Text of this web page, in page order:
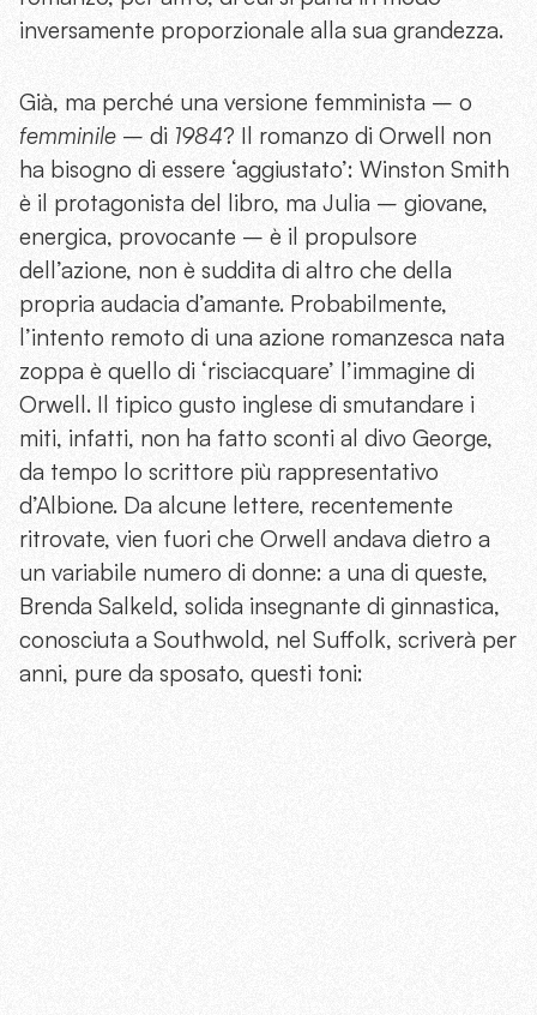
inversamente proporzionale alla sua grandezza.
Già, ma perché una versione femminista – o
femminile – di 1984? Il romanzo di Orwell non
ha bisogno di essere ‘aggiustato’: Winston Smith
è il protagonista del libro, ma Julia – giovane,
energica, provocante – è il propulsore
dell’azione, non è suddita di altro che della
propria audacia d’amante. Probabilmente,
l’intento remoto di una azione romanzesca nata
zoppa è quello di ‘risciacquare’ l’immagine di
Orwell. Il tipico gusto inglese di smutandare i
miti, infatti, non ha fatto sconti al divo George,
da tempo lo scrittore più rappresentativo
d’Albione. Da alcune lettere, recentemente
ritrovate, vien fuori che Orwell andava dietro a
un variabile numero di donne: a una di queste,
Brenda Salkeld, solida insegnante di ginnastica,
conosciuta a Southwold, nel Suffolk, scriverà per
anni, pure da sposato, questi toni: